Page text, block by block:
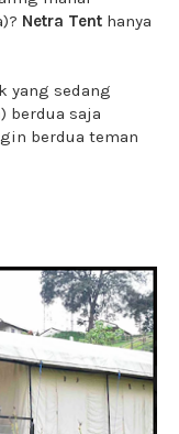
Netra Tent hanya
yang sedang
berdua saja
berdua teman